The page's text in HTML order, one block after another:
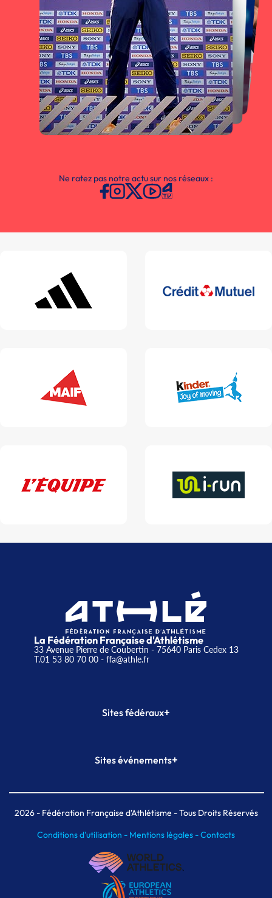
Ne ratez pas notre actu sur nos réseaux :
La Fédération Française d'Athlétisme
33 Avenue Pierre de Coubertin - 75640 Paris Cedex 13
T.01 53 80 70 00- ffa@athle.fr
Sites fédéraux+
Plateforme Formation
Sites événements+
Meeting de Paris indoor
MAIF Ekiden de Paris
2026- Fédération Française d'Athlétisme - Tous Droits Réservés
Conditions d'utilisation - Mentions légales -Contacts